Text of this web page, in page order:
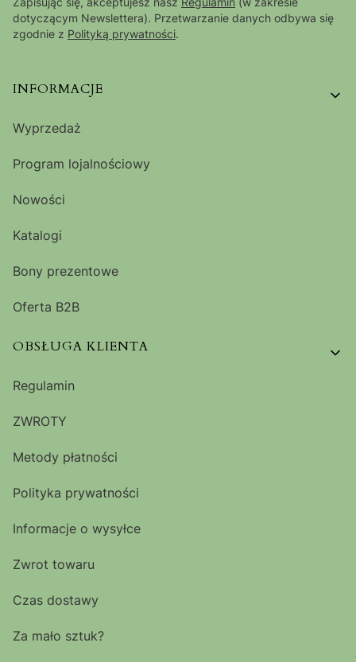
dotyczącym Newslettera). Przetwarzanie danych odbywa się
zgodnie z Polityką prywatności.
Linki w stopce
INFORMACJE
Wyprzedaż
Program lojalnościowy
Nowości
Katalogi
Bony prezentowe
Oferta B2B
OBSŁUGA KLIENTA
Regulamin
ZWROTY
Metody płatności
Polityka prywatności
Informacje o wysyłce
Zwrot towaru
Czas dostawy
Za mało sztuk?